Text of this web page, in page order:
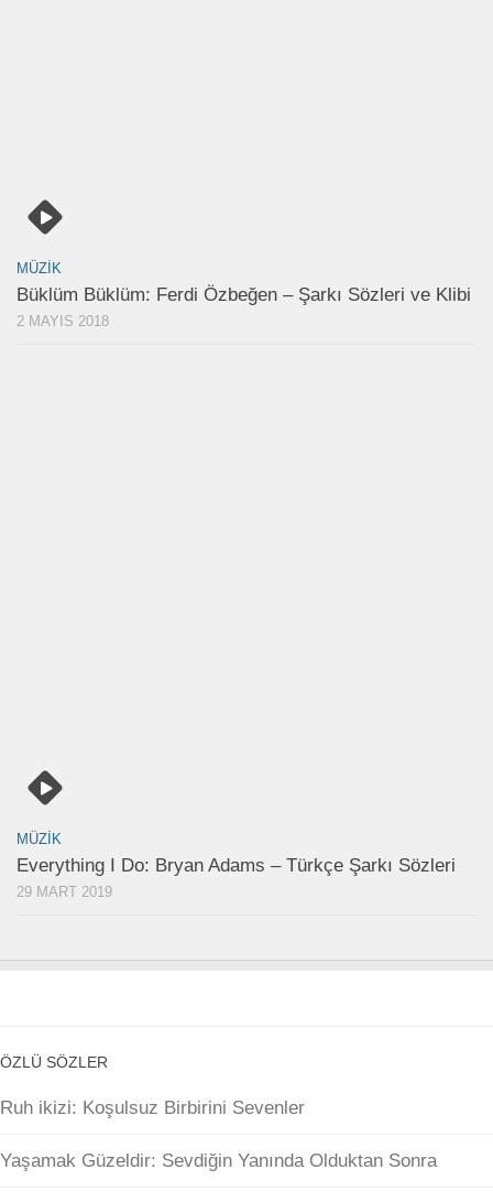
MÜZIK
Büklüm Büklüm: Ferdi Özbeğen – Şarkı Sözleri ve Klibi
2 MAYIS 2018
MÜZIK
Everything I Do: Bryan Adams – Türkçe Şarkı Sözleri
29 MART 2019
ÖZLÜ SÖZLER
Ruh ikizi: Koşulsuz Birbirini Sevenler
Yaşamak Güzeldir: Sevdiğin Yanında Olduktan Sonra